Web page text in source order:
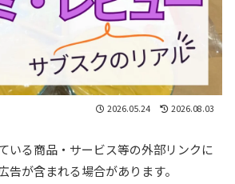
2026.05.24 2026.08.03
いる商品・サービス等の外部リンクに
告が含まれる場合があります。